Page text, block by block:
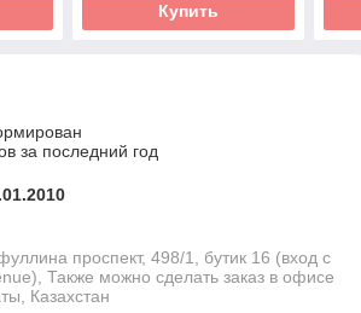
Купить
за последний год
проспект, 498/1, бутик 16 (вход с
Также можно сделать заказ в офисе
Казахстан